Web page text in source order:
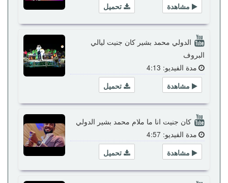
تحميل
مشاهدة
الدولي محمد بشير كان جنيت ليالي
البروف
مدة الفيديو: 4:13
تحميل
مشاهدة
كان جنيت انا ما ملام محمد بشير الدولي
مدة الفيديو: 4:57
تحميل
مشاهدة